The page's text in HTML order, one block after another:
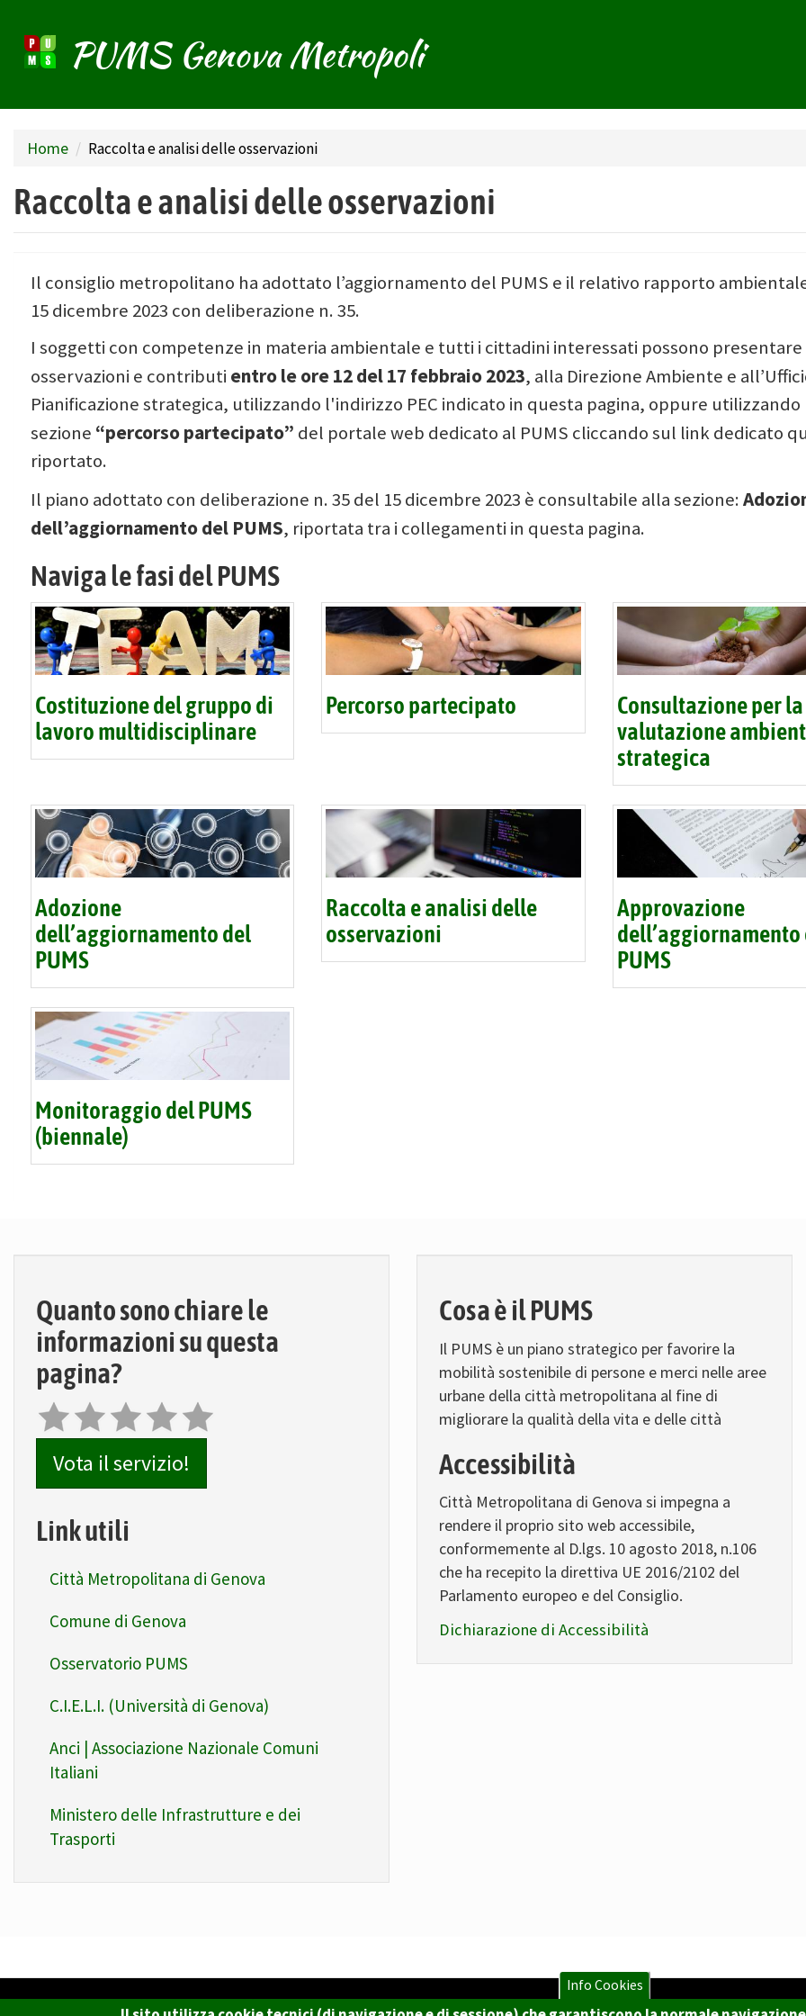
Salta
contenuto
PUMS Genova Metropoli
Home Raccolta e analisi delle osservazioni
Raccolta e analisi delle osservazioni
Il consiglio metropolitano ha adottato l’aggiornamento del PUMS e il relativo rapporto
15 dicembre 2023 con deliberazione n. 35.
I soggetti con competenze in materia ambientale e tutti i cittadini interessati possono presentare
osservazioni e contributi entro le ore 12 del 17 febbraio 2023, alla Direzione Ambiente e
Pianificazione strategica, utilizzando l'indirizzo PEC indicato in questa pagina, oppure utilizzando
sezione “percorso partecipato” del portale web dedicato al PUMS cliccando sul link dedicato
riportato.
Il piano adottato con deliberazione n. 35 del 15 dicembre 2023 è consultabile alla sezione:
dell’aggiornamento del PUMS, riportata tra i collegamenti in questa pagina.
Naviga le fasi del PUMS
Costituzione del gruppo di
lavoro multidisciplinare
Percorso partecipato
Consultazione per la
valutazione
strategica
Adozione
dell’aggiornamento del
PUMS
Raccolta e analisi delle
osservazioni
Approvazione
dell’aggiornamento
PUMS
Monitoraggio del PUMS
(biennale)
Quanto sono chiare le
informazioni su questa
pagina?
Vota il servizio!
Link utili
Città Metropolitana di Genova
Comune di Genova
Osservatorio PUMS
C.I.E.L.I. (Università di Genova)
Anci | Associazione Nazionale Comuni
Italiani
Ministero delle Infrastrutture e dei
Trasporti
Cosa è il PUMS
Il PUMS è un piano strategico per favorire la
mobilità sostenibile di persone e merci nelle aree
urbane della città metropolitana al fine di
migliorare la qualità della vita e delle città
Accessibilità
Città Metropolitana di Genova si impegna a
rendere il proprio sito web accessibile,
conformemente al D.lgs. 10 agosto 2018, n.106
che ha recepito la direttiva UE 2016/2102 del
Parlamento europeo e del Consiglio.
Dichiarazione di Accessibilità
Info Cookies